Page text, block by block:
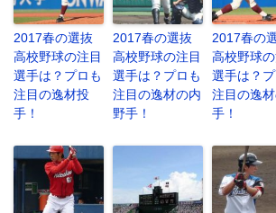
2017春の選抜
高校野球の注目
選手は？プロも
注目の逸材投
手！
2017春の選抜
高校野球の注目
選手は？プロも
注目の逸材の内
野手！
2017春の
高校野球の
選手は？
注目の逸
手！